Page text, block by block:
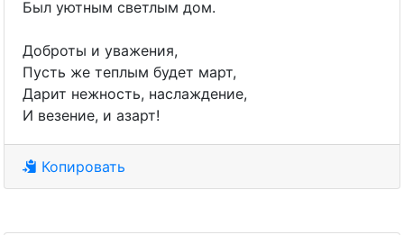
Был уютным светлым дом.
Доброты и уважения,
Пусть же теплым будет март,
Дарит нежность, наслаждение,
И везение, и азарт!
Копировать